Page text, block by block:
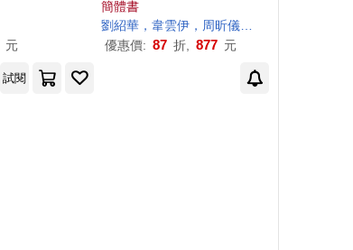
王德威 王智明 王靜雯 葉舒瑜
元
簡體書
劉紹華 ，韋雲伊，周昕儀，何嬌等
優惠價: 87 折, 877 元
試閱